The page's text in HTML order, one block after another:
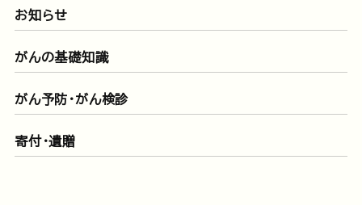
お知らせ
がんの基礎知識
がん予防・がん検診
寄付・遺贈